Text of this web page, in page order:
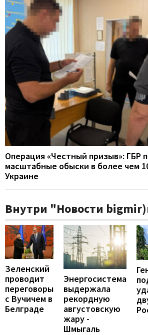
Операция «Честный призыв»: ГБР
масштабные обыски в более чем
Украине
Внутри "Новости
Зеленский
проводит
переговоры
с Вучичем в
Белграде
Энергосистема
выдержала
рекордную
августовскую
жару -
Шмыгаль